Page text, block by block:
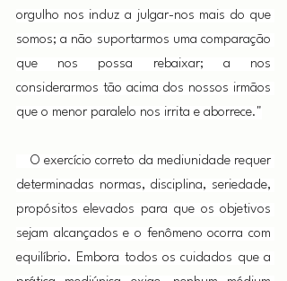
orgulho nos induz a julgar-nos mais do que
somos; a não suportarmos uma comparação
que nos possa rebaixar; a nos
considerarmos tão acima dos nossos irmãos
que o menor paralelo nos irrita e aborrece."
O exercício correto da mediunidade requer
determinadas normas, disciplina, seriedade,
propósitos elevados para que os objetivos
sejam alcançados e o fenômeno ocorra com
equilíbrio. Embora todos os cuidados que a